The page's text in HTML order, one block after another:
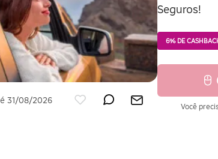
31/08/2026
Seguros!
6% DE
Você